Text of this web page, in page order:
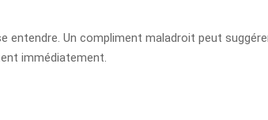
Un compliment maladroit peut
immédiatement.